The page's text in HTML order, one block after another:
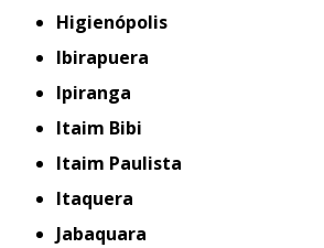
Higienópolis
Ibirapuera
Ipiranga
Itaim Bibi
Itaim Paulista
Itaquera
Jabaquara